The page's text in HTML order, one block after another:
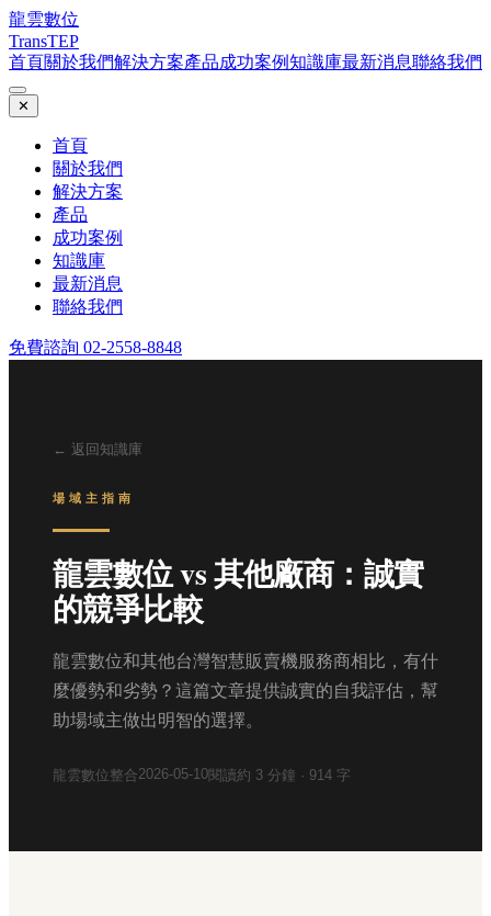
龍雲數位
TransTEP
首頁關於我們解決方案產品成功案例知識庫最新消息聯絡我們
✕
首頁
關於我們
解決方案
產品
成功案例
知識庫
最新消息
聯絡我們
免費諮詢 02-2558-8848
← 返回知識庫
場域主指南
龍雲數位 vs 其他廠商：誠實
的競爭比較
龍雲數位和其他台灣智慧販賣機服務商相比，有什
麼優勢和劣勢？這篇文章提供誠實的自我評估，幫
助場域主做出明智的選擇。
龍雲數位整合2026-05-10閱讀約 3 分鐘 · 914 字